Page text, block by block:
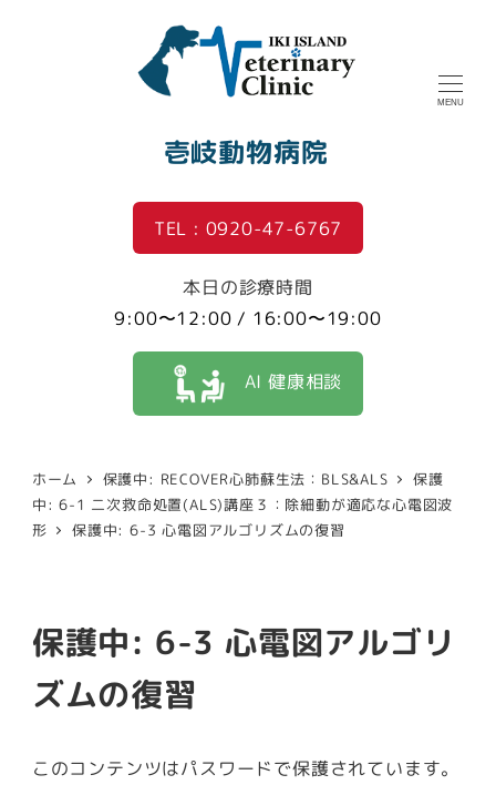
壱岐動物病院
MENU
TEL : 0920-47-6767
本日の診療時間
9:00〜12:00 / 16:00〜19:00
AI 健康相談
ホーム 保護中: RECOVER心肺蘇生法：BLS&ALS
保護
中: 6-1 二次救命処置(ALS)講座３：除細動が適応な心電図波
形
保護中: 6-3 心電図アルゴリズムの復習
保護中: 6-3 心電図アルゴリ
ズムの復習
このコンテンツはパスワードで保護されています。